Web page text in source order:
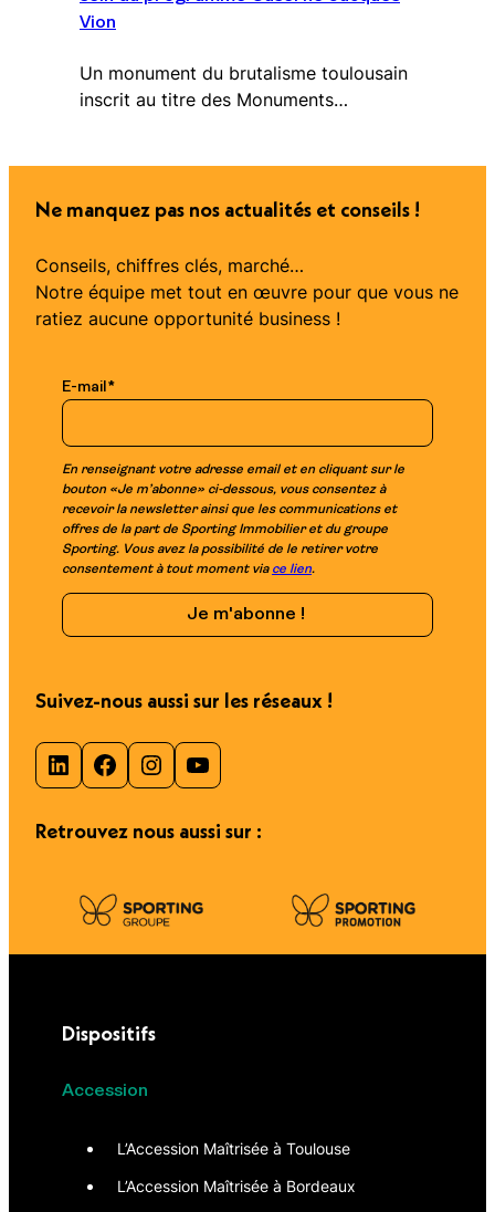
Vion
Un monument du brutalisme toulousain
inscrit au titre des Monuments…
Ne manquez pas nos actualités et conseils !
Conseils, chiffres clés, marché…
Notre équipe met tout en œuvre pour que vous ne
ratiez aucune opportunité business !
E-mail *
En renseignant votre adresse email et en cliquant sur le
bouton «Je m’abonne» ci-dessous, vous consentez à
recevoir la newsletter ainsi que les communications et
offres de la part de Sporting Immobilier et du groupe
Sporting. Vous avez la possibilité de le retirer votre
consentement à tout moment via ce lien.
Suivez-nous aussi sur les réseaux !
LinkedIn Facebook Instagram YouTube
Retrouvez nous aussi sur :
Dispositifs
Accession
L’Accession Maîtrisée à Toulouse
L’Accession Maîtrisée à Bordeaux